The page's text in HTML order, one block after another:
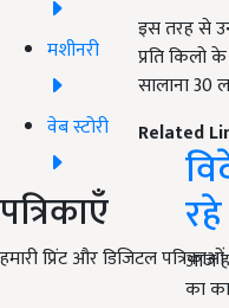
मशीनरी
वेब स्टोरी
पत्रिकाएँ
हमारी प्रिंट और डिजिटल
इस तरह से
प्रति किलो
सालाना 30
Related
आज
का